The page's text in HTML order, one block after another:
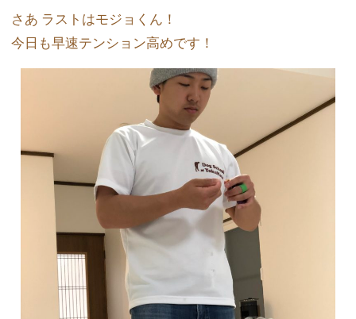
さあ ラストはモジョくん！
今日も早速テンション高めです！